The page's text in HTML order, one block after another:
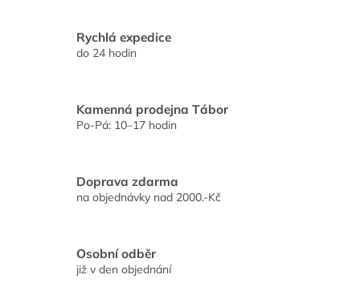
Rychlá expedice
do 24 hodin
Kamenná prodejna Tábor
Po-Pá: 10–17 hodin
Doprava zdarma
na objednávky nad 2000.-Kč
Osobní odběr
již v den objednání